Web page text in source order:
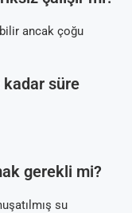
ancak çoğu
kadar süre
gerekli mi?
su